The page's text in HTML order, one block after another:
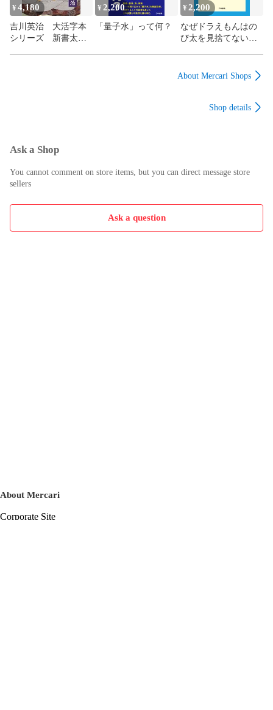
¥4,180
吉川英治 大活字本
シリーズ 新書太閤
¥ 2,200
「量子水」って何？
¥ 2,200
なぜドラえもんはの
び太を見捨てないの
About Mercari Shops
Shop details
Ask a Shop
You cannot comment on store items, but you can direct message store
sellers
Ask a question
About Mercari
Corporate Site